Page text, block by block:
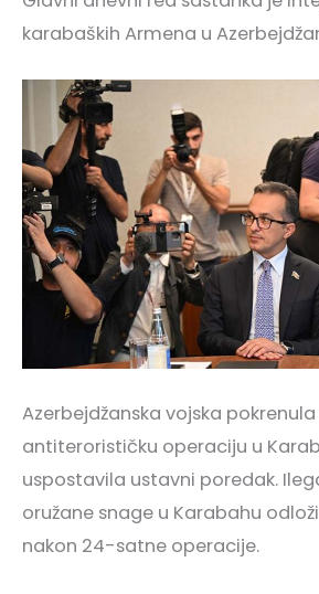
karabaških Armena u
Azerbejdžanska vojska
antiterorističku operaciju u
uspostavila ustavni poredak.
oružane snage u Karabahu
nakon 24-satne operacije.